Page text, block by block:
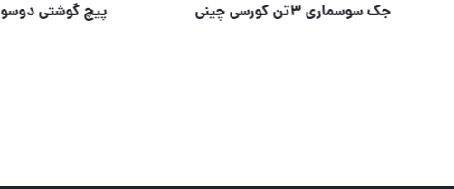
گیره تفنگی پلاستیکی جک سوسماری ۳تن کورسی چینی